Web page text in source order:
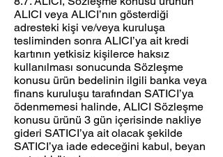
ALICI veya ALICI’nın gösterdiği
adresteki kişi ve/veya kuruluşa
tesliminden sonra ALICI’ya ait kredi
kartının yetkisiz kişilerce haksız
kullanılması sonucunda Sözleşme
konusu ürün bedelinin ilgili banka veya
finans kuruluşu tarafından SATICI’ya
ödenmemesi halinde, ALICI Sözleşme
konusu ürünü 3 gün içerisinde nakliye
gideri SATICI’ya ait olacak şekilde
SATICI’ya iade edeceğini kabul, beyan